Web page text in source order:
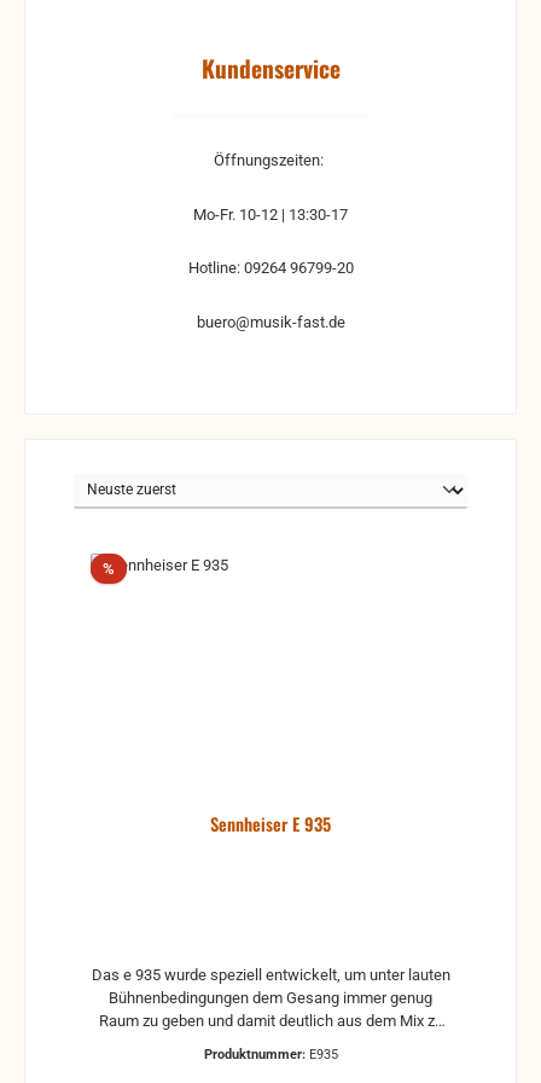
Kundenservice
Öffnungszeiten:
Mo-Fr. 10-12 | 13:30-17
Hotline: 09264 96799-20
buero@musik-fast.de
%Rabatt
Sennheiser E 935
Das e 935 wurde speziell entwickelt, um unter lauten
Bühnenbedingungen dem Gesang immer genug
Raum zu geben und damit deutlich aus dem Mix zu
Produktnummer: E935